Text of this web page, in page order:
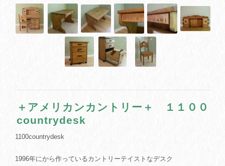
＋アメリカンカントリー＋ １１００
countrydesk
1100countrydesk
1996年にから作っているカントリーテイストなデスク